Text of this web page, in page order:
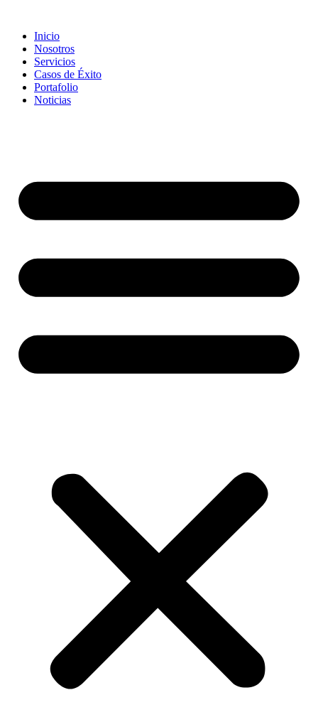
Inicio
Nosotros
Servicios
Casos de Éxito
Portafolio
Noticias